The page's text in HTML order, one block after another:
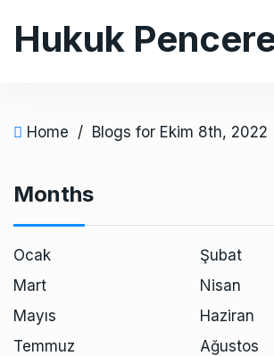
Hukuk
Home / Blogs for Ekim 8th, 2022
Months
Ocak
Şubat
Mart
Nisan
Mayıs
Haziran
Temmuz
Ağustos